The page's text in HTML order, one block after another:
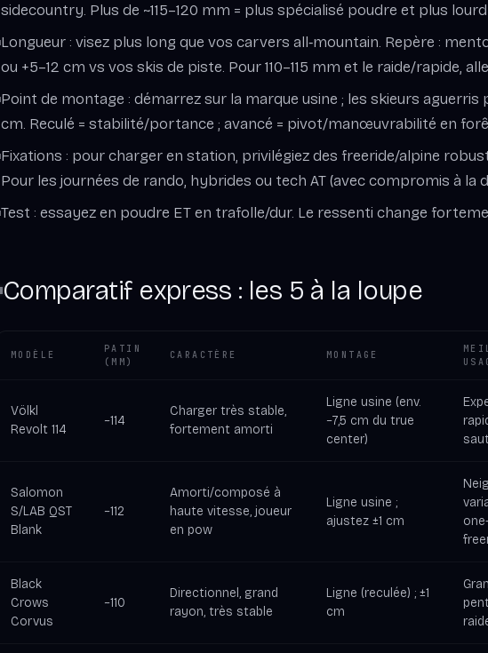
sidecountry. Plus de ~115–120 mm = plus spécialisé poudre et plus
Longueur : visez plus long que vos carvers all‑mountain. Repère :
ou +5–12 cm vs vos skis de piste. Pour 110–115 mm et le raide/rapide,
Point de montage : démarrez sur la marque usine ; les skieurs aguerris
cm. Reculé = stabilité/portance ; avancé = pivot/manœuvrabilité en
Fixations : pour charger en station, privilégiez des freeride/alpine
Pour les journées de rando, hybrides ou tech AT (avec compromis à la
Test : essayez en poudre ET en trafolle/dur. Le ressenti change
Comparatif express : les 5 à la loupe
MODÈLE
PATIN
(MM)
CARACTÈRE MONTAGE
Völkl
Revolt 114
~114
Charger très stable,
fortement amorti
Ligne usine (env.
−7,5 cm du true
center)
Salomon
S/LAB QST
Blank
~112
Amorti/composé à
haute vitesse, joueur
en pow
Ligne usine ;
ajustez ±1 cm
Black
Crows
Corvus
~110
Directionnel, grand
rayon, très stable
Ligne (reculée) ; ±1
cm